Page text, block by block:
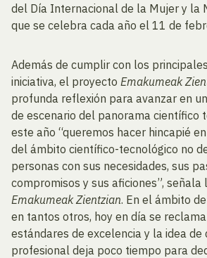
del Día Internacional de la Mujer y la
que se celebra cada año el 11 de
Además de cumplir con los
iniciativa, el proyecto Emakumeak
profunda reflexión para avanzar en
de escenario del panorama científico
este año “queremos hacer hincapié
del ámbito científico-tecnológico no
personas con sus necesidades, sus
compromisos y sus aficiones”, señala
Emakumeak Zientzian. En el ámbito
en tantos otros, hoy en día se
estándares de excelencia y la idea de
profesional deja poco tiempo para